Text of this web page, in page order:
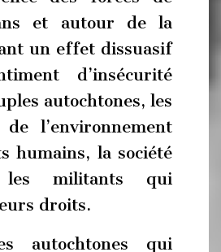
et autour de la
un effet dissuasif
d’insécurité
autochtones, les
de l’environnement
humains, la société
militants qui
droits.
autochtones qui